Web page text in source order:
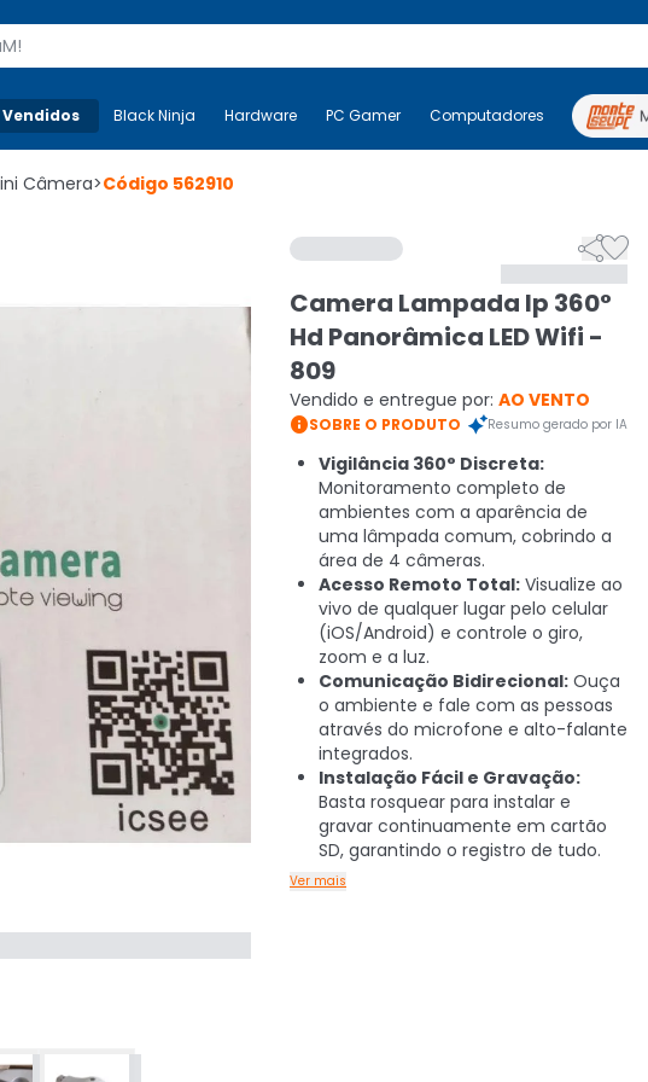
Mais-v- Black Ninja Hardware PC Gamer Computadores
Black Ninja Hardware PC Gamer Computadores Periféricos
Câmera>Código 562910

Camera Lampada Ip 360°
Hd Panorâmica LED Wifi -
809
Vendido e entregue por: AO VENTO
SOBRE O PRODUTO Resumo gerado por IA
Vigilância 360° Discreta:
Monitoramento completo de
ambientes com a aparência de
uma lâmpada comum, cobrindo a
área de 4 câmeras.
Acesso Remoto Total: Visualize ao
vivo de qualquer lugar pelo celular
(iOS/Android) e controle o giro,
zoom e a luz.
Comunicação Bidirecional: Ouça
o ambiente e fale com as pessoas
através do microfone e alto-falante
integrados.
Instalação Fácil e Gravação:
Basta rosquear para instalar e
gravar continuamente em cartão
SD, garantindo o registro de tudo.
Ver mais